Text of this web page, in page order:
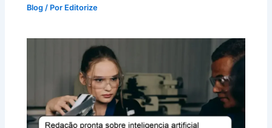
Blog / Por Editorize